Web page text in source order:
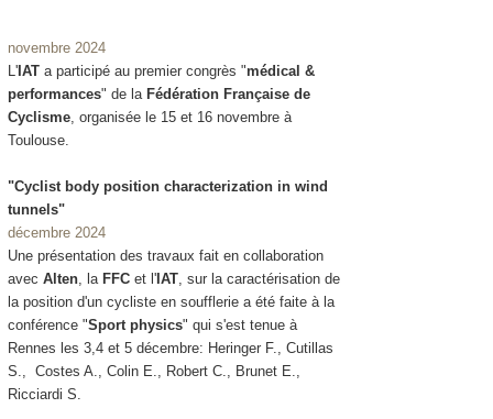
novembre 2024
L'IATa participé au premier congrès "médical &
performances" de la Fédération Française de
Cyclisme, organisée le 15 et 16 novembre à
Toulouse.
"Cyclist body position characterization in wind
tunnels"
décembre 2024
Une présentation des travaux fait en collaboration
avec Alten, la FFCet l'IAT, sur la caractérisation de
la position d'un cycliste en soufflerie a été faite à la
conférence "Sport physics" qui s'est tenue à
Rennes les 3,4 et 5 décembre: Heringer F., Cutillas
S., Costes A., Colin E., Robert C., Brunet E.,
Ricciardi S.